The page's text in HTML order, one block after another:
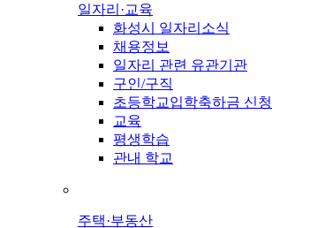
일자리·교육
화성시 일자리소식
채용정보
일자리 관련 유관기관
구인/구직
초등학교입학축하금 신청
교육
평생학습
관내 학교
주택·부동산